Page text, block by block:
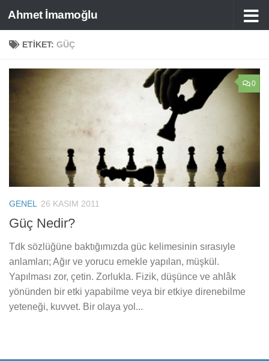
Skip to content
Ahmet İmamoğlu
ETIKET: GÜÇ
0
GENEL 26 KASIM 2011
Güç Nedir?
Tdk sözlüğüne baktığımızda güc kelimesinin sırasıyle
anlamları; Ağır ve yorucu emekle yapılan, müşkül.
Yapılması zor, çetin. Zorlukla. Fizik, düşünce ve ahlâk
yönünden bir etki yapabilme veya bir etkiye direnebilme
yeteneği, kuvvet. Bir olaya yol...